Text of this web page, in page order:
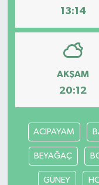
13:14
AKŞAM
20:12
ACIPAYAM
BEYAĞAÇ
GÜNEY